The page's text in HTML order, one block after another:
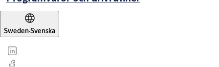
Sweden·Svenska